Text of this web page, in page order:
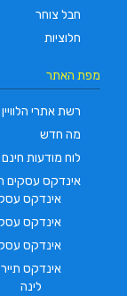
חבל צוחר
חלוציות
מפת האתר
רשת אתרי הלוויין
מה חדש
לוח מודעות חינם
אינדקס עסקים
אינדקס
אינדקס
אינדקס
אינדקס
לינה